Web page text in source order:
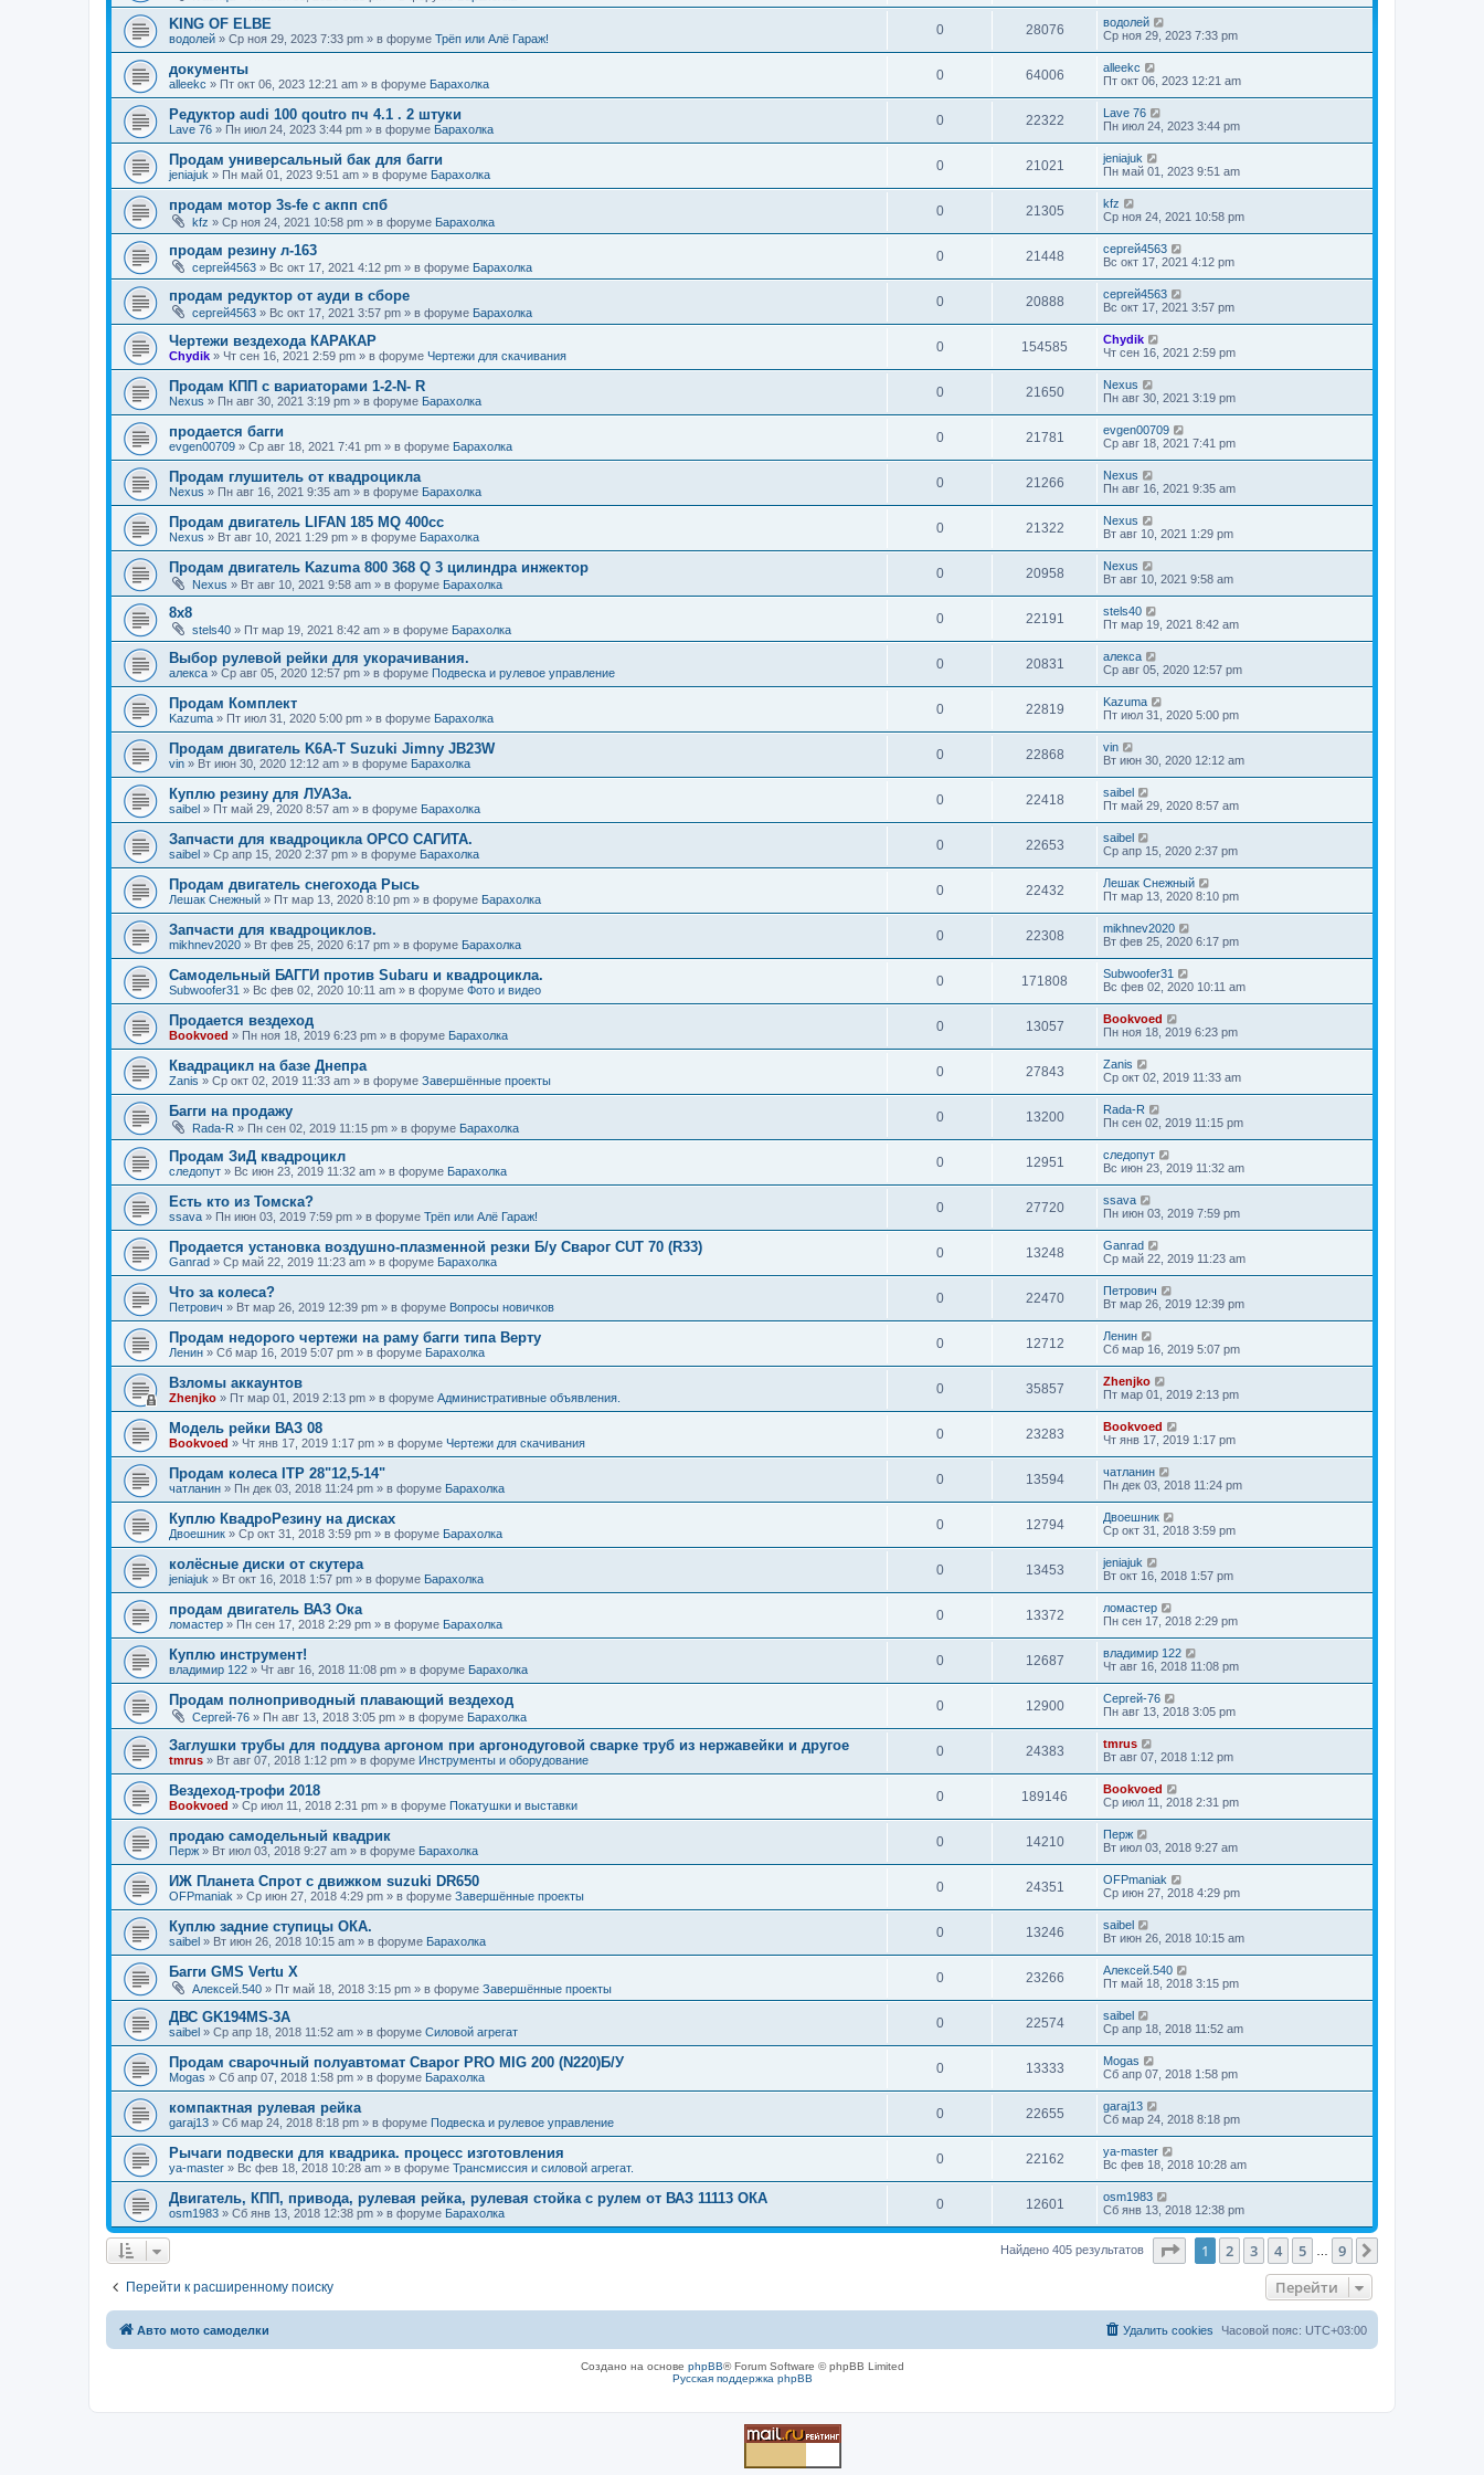
KING OF ELBE
водолей » Ср ноя 29, 2023 7:33 pm » в форуме Трёп или Алё Гараж!
0 28076
водолей
Ср ноя 29, 2023 7:33 pm
документы
alleekc » Пт окт 06, 2023 12:21 am » в форуме Барахолка
0 64006
alleekc
Пт окт 06, 2023 12:21 am
Редуктор audi 100 qoutro пч 4.1 . 2 штуки
Lave 76 » Пн июл 24, 2023 3:44 pm » в форуме Барахолка
0 22322
Lave 76
Пн июл 24, 2023 3:44 pm
Продам универсальный бак для багги
jeniajuk » Пн май 01, 2023 9:51 am » в форуме Барахолка
0 21021
jeniajuk
Пн май 01, 2023 9:51 am
продам мотор 3s-fe c акпп спб
kfz » Ср ноя 24, 2021 10:58 pm » в форуме Барахолка
0 21305
kfz
Ср ноя 24, 2021 10:58 pm
продам резину л-163
сергей4563 » Вс окт 17, 2021 4:12 pm » в форуме Барахолка
0 21448
сергей4563
Вс окт 17, 2021 4:12 pm
продам редуктор от ауди в сборе
сергей4563 » Вс окт 17, 2021 3:57 pm » в форуме Барахолка
0 20888
сергей4563
Вс окт 17, 2021 3:57 pm
Чертежи вездехода КАРАКАР
Chydik » Чт сен 16, 2021 2:59 pm » в форуме Чертежи для скачивания
0 154585
Chydik
Чт сен 16, 2021 2:59 pm
Продам КПП с вариаторами 1-2-N- R
Nexus » Пн авг 30, 2021 3:19 pm » в форуме Барахолка
0 21650
Nexus
Пн авг 30, 2021 3:19 pm
продается багги
evgen00709 » Ср авг 18, 2021 7:41 pm » в форуме Барахолка
0 21781
evgen00709
Ср авг 18, 2021 7:41 pm
Продам глушитель от квадроцикла
Nexus » Пн авг 16, 2021 9:35 am » в форуме Барахолка
0 21266
Nexus
Пн авг 16, 2021 9:35 am
Продам двигатель LIFAN 185 MQ 400cc
Nexus » Вт авг 10, 2021 1:29 pm » в форуме Барахолка
0 21322
Nexus
Вт авг 10, 2021 1:29 pm
Продам двигатель Kazuma 800 368 Q 3 цилиндра инжектор
Nexus » Вт авг 10, 2021 9:58 am » в форуме Барахолка
0 20958
Nexus
Вт авг 10, 2021 9:58 am
8х8
stels40 » Пт мар 19, 2021 8:42 am » в форуме Барахолка
0 22191
stels40
Пт мар 19, 2021 8:42 am
Выбор рулевой рейки для укорачивания.
алекса » Ср авг 05, 2020 12:57 pm » в форуме Подвеска и рулевое управление
0 20831
алекса
Ср авг 05, 2020 12:57 pm
Продам Комплект
Kazuma » Пт июл 31, 2020 5:00 pm » в форуме Барахолка
0 22819
Kazuma
Пт июл 31, 2020 5:00 pm
Продам двигатель K6A-T Suzuki Jimny JB23W
vin » Вт июн 30, 2020 12:12 am » в форуме Барахолка
0 22868
vin
Вт июн 30, 2020 12:12 am
Куплю резину для ЛУАЗа.
saibel » Пт май 29, 2020 8:57 am » в форуме Барахолка
0 22418
saibel
Пт май 29, 2020 8:57 am
Запчасти для квадроцикла ОРСО САГИТА.
saibel » Ср апр 15, 2020 2:37 pm » в форуме Барахолка
0 22653
saibel
Ср апр 15, 2020 2:37 pm
Продам двигатель снегохода Рысь
Лешак Снежный » Пт мар 13, 2020 8:10 pm » в форуме Барахолка
0 22432
Лешак Снежный
Пт мар 13, 2020 8:10 pm
Запчасти для квадроциклов.
mikhnev2020 » Вт фев 25, 2020 6:17 pm » в форуме Барахолка
0 22308
mikhnev2020
Вт фев 25, 2020 6:17 pm
Самодельный БАГГИ против Subaru и квадроцикла.
Subwoofer31 » Вс фев 02, 2020 10:11 am » в форуме Фото и видео
0 171808
Subwoofer31
Вс фев 02, 2020 10:11 am
Продается вездеход
Bookvoed » Пн ноя 18, 2019 6:23 pm » в форуме Барахолка
0 13057
Bookvoed
Пн ноя 18, 2019 6:23 pm
Квадрацикл на базе Днепра
Zanis » Ср окт 02, 2019 11:33 am » в форуме Завершённые проекты
0 27843
Zanis
Ср окт 02, 2019 11:33 am
Багги на продажу
Rada-R » Пн сен 02, 2019 11:15 pm » в форуме Барахолка
0 13200
Rada-R
Пн сен 02, 2019 11:15 pm
Продам ЗиД квадроцикл
следопут » Вс июн 23, 2019 11:32 am » в форуме Барахолка
0 12951
следопут
Вс июн 23, 2019 11:32 am
Есть кто из Томска?
ssava » Пн июн 03, 2019 7:59 pm » в форуме Трёп или Алё Гараж!
0 27720
ssava
Пн июн 03, 2019 7:59 pm
Продается установка воздушно-плазменной резки Б/у Сварог CUT 70 (R33)
Ganrad » Ср май 22, 2019 11:23 am » в форуме Барахолка
0 13248
Ganrad
Ср май 22, 2019 11:23 am
Что за колеса?
Петрович » Вт мар 26, 2019 12:39 pm » в форуме Вопросы новичков
0 22470
Петрович
Вт мар 26, 2019 12:39 pm
Продам недорого чертежи на раму багги типа Верту
Ленин » Сб мар 16, 2019 5:07 pm » в форуме Барахолка
0 12712
Ленин
Сб мар 16, 2019 5:07 pm
Взломы аккаунтов
Zhenjko » Пт мар 01, 2019 2:13 pm » в форуме Административные объявления.
0 35857
Zhenjko
Пт мар 01, 2019 2:13 pm
Модель рейки ВАЗ 08
Bookvoed » Чт янв 17, 2019 1:17 pm » в форуме Чертежи для скачивания
0 23283
Bookvoed
Чт янв 17, 2019 1:17 pm
Продам колеса ITP 28"12,5-14"
чатланин » Пн дек 03, 2018 11:24 pm » в форуме Барахолка
0 13594
чатланин
Пн дек 03, 2018 11:24 pm
Куплю КвадроРезину на дисках
Двоешник » Ср окт 31, 2018 3:59 pm » в форуме Барахолка
0 12794
Двоешник
Ср окт 31, 2018 3:59 pm
колёсные диски от скутера
jeniajuk » Вт окт 16, 2018 1:57 pm » в форуме Барахолка
0 13453
jeniajuk
Вт окт 16, 2018 1:57 pm
продам двигатель ВАЗ Ока
ломастер » Пн сен 17, 2018 2:29 pm » в форуме Барахолка
0 13372
ломастер
Пн сен 17, 2018 2:29 pm
Куплю инструмент!
владимир 122 » Чт авг 16, 2018 11:08 pm » в форуме Барахолка
0 12687
владимир 122
Чт авг 16, 2018 11:08 pm
Продам полноприводный плавающий вездеход
Сергей-76 » Пн авг 13, 2018 3:05 pm » в форуме Барахолка
0 12900
Сергей-76
Пн авг 13, 2018 3:05 pm
Заглушки трубы для поддува аргоном при аргонодуговой сварке труб из нержавейки и другое
tmrus » Вт авг 07, 2018 1:12 pm » в форуме Инструменты и оборудование
0 24383
tmrus
Вт авг 07, 2018 1:12 pm
Вездеход-трофи 2018
Bookvoed » Ср июл 11, 2018 2:31 pm » в форуме Покатушки и выставки
0 189146
Bookvoed
Ср июл 11, 2018 2:31 pm
продаю самодельный квадрик
Перж » Вт июл 03, 2018 9:27 am » в форуме Барахолка
0 14210
Перж
Вт июл 03, 2018 9:27 am
ИЖ Планета Спрот с движком suzuki DR650
OFPmaniak » Ср июн 27, 2018 4:29 pm » в форуме Завершённые проекты
0 24351
OFPmaniak
Ср июн 27, 2018 4:29 pm
Куплю задние ступицы ОКА.
saibel » Вт июн 26, 2018 10:15 am » в форуме Барахолка
0 13246
saibel
Вт июн 26, 2018 10:15 am
Багги GMS Vertu X
Алексей.540 » Пт май 18, 2018 3:15 pm » в форуме Завершённые проекты
0 23266
Алексей.540
Пт май 18, 2018 3:15 pm
ДВС GK194MS-3A
saibel » Ср апр 18, 2018 11:52 am » в форуме Силовой агрегат
0 22574
saibel
Ср апр 18, 2018 11:52 am
Продам сварочный полуавтомат Сварог PRO MIG 200 (N220)Б/У
Mogas » Сб апр 07, 2018 1:58 pm » в форуме Барахолка
0 13333
Mogas
Сб апр 07, 2018 1:58 pm
компактная рулевая рейка
garaj13 » Сб мар 24, 2018 8:18 pm » в форуме Подвеска и рулевое управление
0 22655
garaj13
Сб мар 24, 2018 8:18 pm
Рычаги подвески для квадрика. процесс изготовления
ya-master » Вс фев 18, 2018 10:28 am » в форуме Трансмиссия и силовой агрегат.
0 22162
ya-master
Вс фев 18, 2018 10:28 am
Двигатель, КПП, привода, рулевая рейка, рулевая стойка с рулем от ВАЗ 11113 ОКА
osm1983 » Сб янв 13, 2018 12:38 pm » в форуме Барахолка
0 12601
osm1983
Сб янв 13, 2018 12:38 pm
Найдено 405 результатов Страница1 из
1 2 3 4 5 9
Перейти к расширенному поиску Перейти
Авто мото самоделки Часовой пояс: UTC+03:00
Удалить cookies
Создано на основе phpBB® Forum Software © phpBB Limited
Русская поддержка phpBB